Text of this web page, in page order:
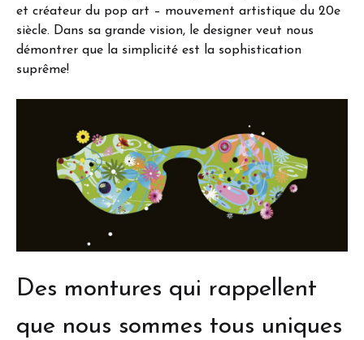
et créateur du pop art – mouvement artistique du 20e
siècle. Dans sa grande vision, le designer veut nous
démontrer que la simplicité est la sophistication
suprême!
Des montures qui rappellent
que nous sommes tous uniques